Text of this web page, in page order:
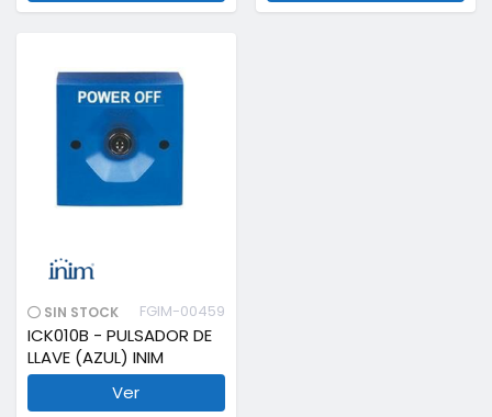
SIN STOCK FGIM-00459
ICK010B - PULSADOR DE
LLAVE (AZUL) INIM
Ver